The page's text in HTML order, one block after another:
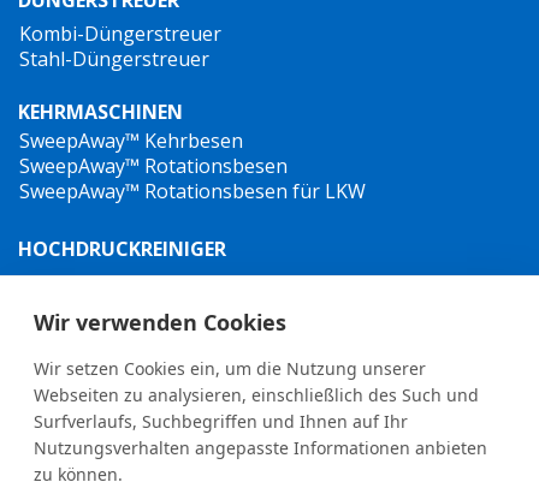
IceStriker™ 550
Kombi-Düngerstreuer
Stahl-Düngerstreuer
KEHRMASCHINEN
SweepAway™ Kehrbesen
SweepAway™ Rotationsbesen
SweepAway™ Rotationsbesen für LKW
HOCHDRUCKREINIGER
TowJet-it™ Anhänger-Heißwasser-Hochdruckreiniger
Jet-it™ Hochdruckreiniger
Jet-it™ Hydraulik-Hochdruckreiniger
UNKRAUTBEKÄMPFUNG
Wir verwenden Cookies
Wir setzen Cookies ein, um die Nutzung unserer
Webseiten zu analysieren, einschließlich des Such und
Surfverlaufs, Suchbegriffen und Ihnen auf Ihr
Nutzungsverhalten angepasste Informationen anbieten
zu können.